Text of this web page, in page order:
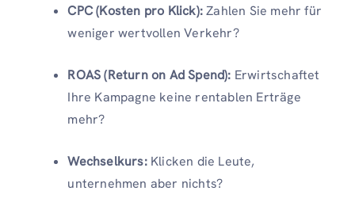
CPC (Kosten pro Klick):Zahlen Sie mehr für
weniger wertvollen Verkehr?
ROAS (Return on Ad Spend): Erwirtschaftet
Ihre Kampagne keine rentablen Erträge
mehr?
Wechselkurs:Klicken die Leute,
unternehmen aber nichts?